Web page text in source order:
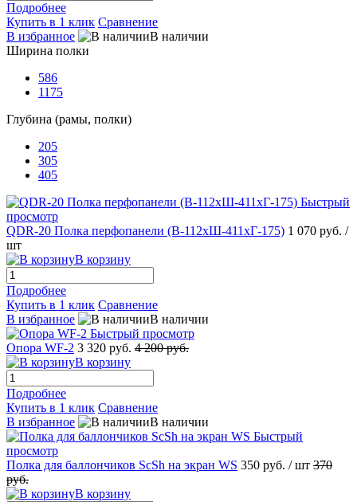
Подробнее
Купить в 1 клик Сравнение
В избранное
В наличии
Ширина полки
586
1175
Глубина (рамы, полки)
205
305
405
Быстрый
просмотр
QDR-20 Полка перфопанели (В-112хШ-411хГ-175) 1 070 руб. /
шт
В корзину
Подробнее
Купить в 1 клик Сравнение
В избранное
В наличии
Быстрый просмотр
Опора WF-2 3 320 руб. 4 200 руб.
В корзину
Подробнее
Купить в 1 клик Сравнение
В избранное
В наличии
Быстрый
просмотр
Полка для баллончиков ScSh на экран WS 350 руб. / шт 370
руб.
В корзину